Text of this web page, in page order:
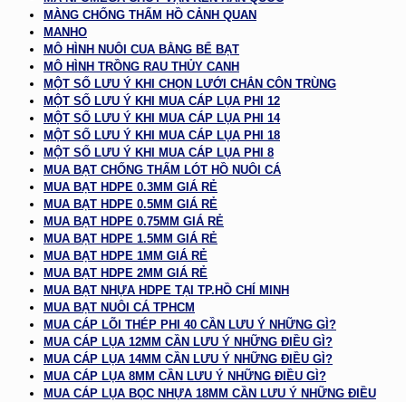
MÀNG CHỐNG THẤM HỒ CẢNH QUAN
MANHO
MÔ HÌNH NUÔI CUA BẰNG BỂ BẠT
MÔ HÌNH TRỒNG RAU THỦY CANH
MỘT SỐ LƯU Ý KHI CHỌN LƯỚI CHẮN CÔN TRÙNG
MỘT SỐ LƯU Ý KHI MUA CÁP LỤA PHI 12
MỘT SỐ LƯU Ý KHI MUA CÁP LỤA PHI 14
MỘT SỐ LƯU Ý KHI MUA CÁP LỤA PHI 18
MỘT SỐ LƯU Ý KHI MUA CÁP LỤA PHI 8
MUA BẠT CHỐNG THẤM LÓT HỒ NUÔI CÁ
MUA BẠT HDPE 0.3MM GIÁ RẺ
MUA BẠT HDPE 0.5MM GIÁ RẺ
MUA BẠT HDPE 0.75MM GIÁ RẺ
MUA BẠT HDPE 1.5MM GIÁ RẺ
MUA BẠT HDPE 1MM GIÁ RẺ
MUA BẠT HDPE 2MM GIÁ RẺ
MUA BẠT NHỰA HDPE TẠI TP.HỒ CHÍ MINH
MUA BẠT NUÔI CÁ TPHCM
MUA CÁP LÕI THÉP PHI 40 CẦN LƯU Ý NHỮNG GÌ?
MUA CÁP LỤA 12MM CẦN LƯU Ý NHỮNG ĐIỀU GÌ?
MUA CÁP LỤA 14MM CẦN LƯU Ý NHỮNG ĐIỀU GÌ?
MUA CÁP LỤA 8MM CẦN LƯU Ý NHỮNG ĐIỀU GÌ?
MUA CÁP LỤA BỌC NHỰA 18MM CẦN LƯU Ý NHỮNG ĐIỀU